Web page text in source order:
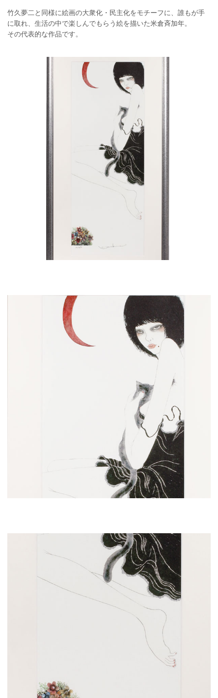
竹久夢二と同様に絵画の大衆化・民主化をモチーフに、誰もが手
に取れ、生活の中で楽しんでもらう絵を描いた米倉斉加年。
その代表的な作品です。